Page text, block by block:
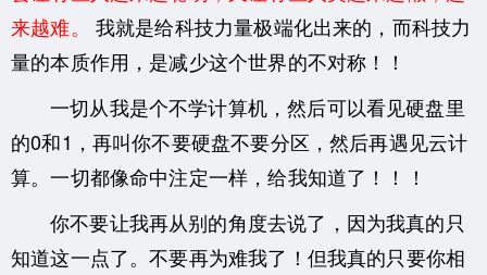
来越难。
我就是给科技力量极端化出来的，而科技力
量的本质作用，是减少这个世界的不对称！！
一切从我是个不学计算机，然后可以看见硬盘里
的0和1，再叫你不要硬盘不要分区，然后再遇见云计
算。一切都像命中注定一样，给我知道了！！！
你不要让我再从别的角度去说了，因为我真的只
知道这一点了。不要再为难我了！但我真的只要你相